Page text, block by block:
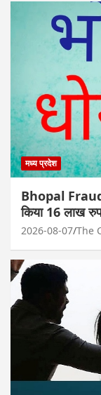
मध्य प्रदेश
Bhopal Fraud
किया 16 लाख
2026-08-07 The